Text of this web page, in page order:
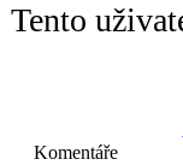
Tento
Komentáře